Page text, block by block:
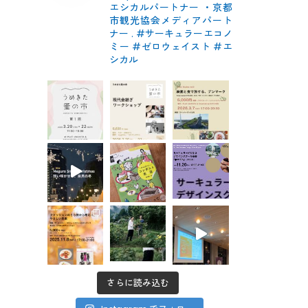
エシカルパートナー ・京都
市観光協会メディアパート
ナー . #サーキュラーエコノ
ミー #ゼロウェイスト #エ
シカル
さらに読み込む